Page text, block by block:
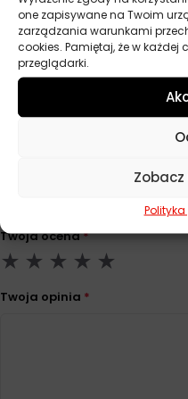
one zapisywane na Twoim
zarządzania warunkami
cookies. Pamiętaj, że w każdej
przeglądarki.
Przeznaczenie
Pojemność 5 l
Twoja ocena*
Twoja opinia *